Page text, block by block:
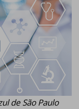
de São Paulo